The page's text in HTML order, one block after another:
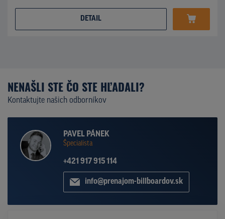
DETAIL
NENAŠLI STE ČO STE HĽADALI?
Kontaktujte našich odborníkov
PAVEL PÁNEK
Špecialista
+421 917 915 114
info@prenajom-billboardov.sk